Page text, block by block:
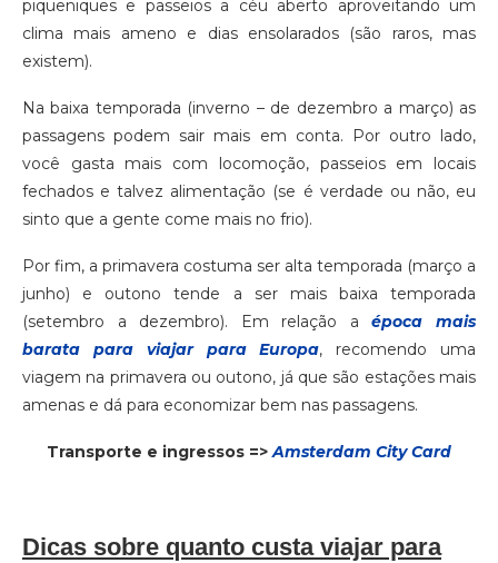
piqueniques e passeios a céu aberto aproveitando um
clima mais ameno e dias ensolarados (são raros, mas
existem).
Na baixa temporada (inverno – de dezembro a março) as
passagens podem sair mais em conta. Por outro lado,
você gasta mais com locomoção, passeios em locais
fechados e talvez alimentação (se é verdade ou não, eu
sinto que a gente come mais no frio).
Por fim, a primavera costuma ser alta temporada (março a
junho) e outono tende a ser mais baixa temporada
(setembro a dezembro). Em relação aépoca mais
barata para viajar para Europa, recomendo uma
viagem na primavera ou outono, já que são estações mais
amenas e dá para economizar bem nas passagens.
Transporte e ingressos =>Amsterdam City Card
Dicas sobre quanto custa viajar para